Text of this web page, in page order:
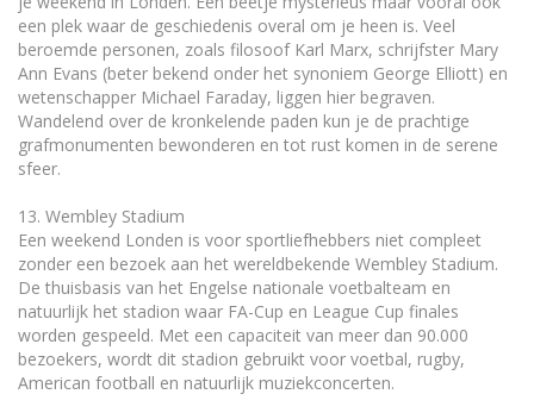
een plek waar de geschiedenis overal om je heen is. Veel
beroemde personen, zoals filosoof Karl Marx, schrijfster Mary
Ann Evans (beter bekend onder het synoniem George Elliott) en
wetenschapper Michael Faraday, liggen hier begraven.
Wandelend over de kronkelende paden kun je de prachtige
grafmonumenten bewonderen en tot rust komen in de serene
sfeer.
13. Wembley Stadium
Een weekend Londen is voor sportliefhebbers niet compleet
zonder een bezoek aan het wereldbekende Wembley Stadium.
De thuisbasis van het Engelse nationale voetbalteam en
natuurlijk het stadion waar FA-Cup en League Cup finales
worden gespeeld. Met een capaciteit van meer dan 90.000
bezoekers, wordt dit stadion gebruikt voor voetbal, rugby,
American football en natuurlijk muziekconcerten.